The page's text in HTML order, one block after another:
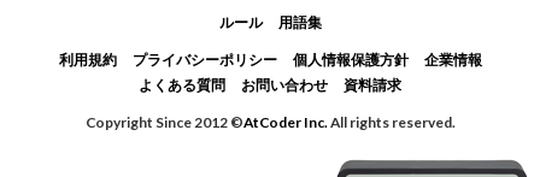
ルール 用語集
利用規約 プライバシーポリシー 個人情報保護方針
企業情報
よくある質問
お問い合わせ 資料請求
Copyright Since 2012 ©AtCoder Inc. All rights reserved.